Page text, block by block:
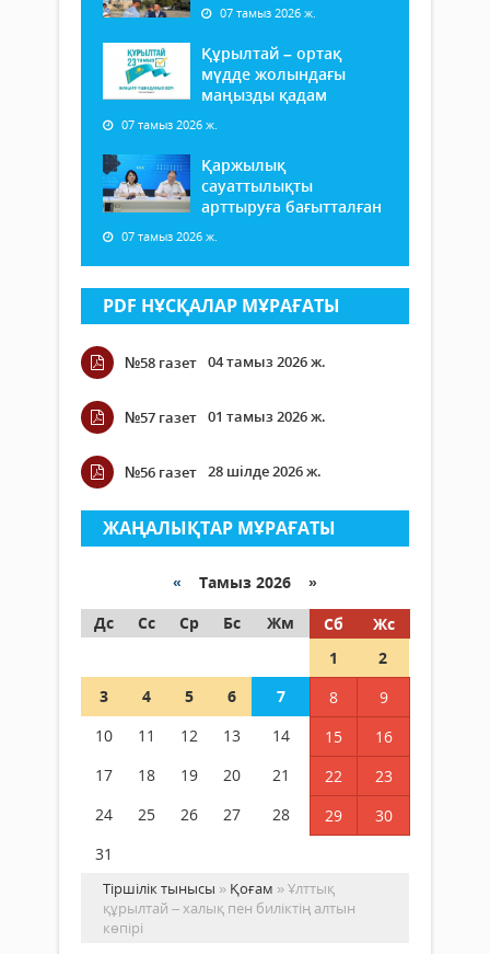
07 тамыз 2026 ж.
Құрылтай – ортақ
мүдде жолындағы
маңызды қадам
07 тамыз 2026 ж.
Қаржылық
сауаттылықты
арттыруға бағытталған
07 тамыз 2026 ж.
PDF НҰСҚАЛАР МҰРАҒАТЫ
№58 газет 04 тамыз 2026 ж.
№57 газет 01 тамыз 2026 ж.
№56 газет 28 шілде 2026 ж.
ЖАҢАЛЫҚТАР МҰРАҒАТЫ
« Тамыз 2026 »
Дс
Сс Ср Бс Жм Сб
Жс
1
2
3
4 5 6 7 8
9
10
11 12 13 14 15
16
17
18 19 20 21 22
23
24
25 26 27 28 29
30
31
Тіршілік тынысы » Қоғам » Ұлттық
құрылтай – халық пен биліктің алтын
көпірі